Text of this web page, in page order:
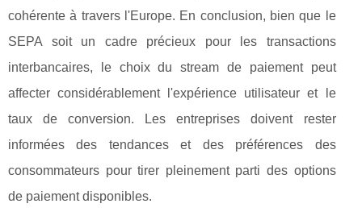
cohérente à travers l'Europe. En conclusion, bien que le
SEPA soit un cadre précieux pour les transactions
interbancaires, le choix du stream de paiement peut
affecter considérablement l'expérience utilisateur et le
taux de conversion. Les entreprises doivent rester
informées des tendances et des préférences des
consommateurs pour tirer pleinement parti des options
de paiement disponibles.